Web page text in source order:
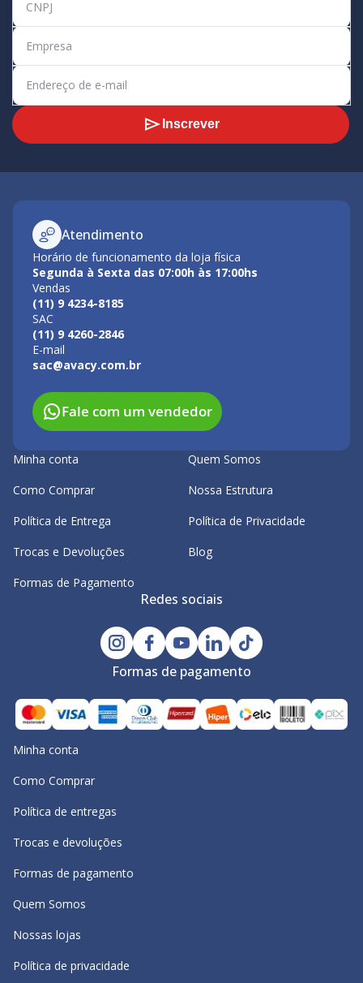
Inscrever
Atendimento
Horário de funcionamento da loja física
Segunda à Sexta das 07:00h às 17:00hs
Vendas
(11) 9 4234-8185
SAC
(11) 9 4260-2846
E-mail
sac@avacy.com.br
Fale com um vendedor
Minha conta
Como Comprar
Política de Entrega
Trocas e Devoluções
Formas de Pagamento
Quem Somos
Nossa Estrutura
Política de Privacidade
Blog
Redes sociais
Formas de pagamento
Minha conta
Como Comprar
Política de entregas
Trocas e devoluções
Formas de pagamento
Quem Somos
Nossas lojas
Política de privacidade